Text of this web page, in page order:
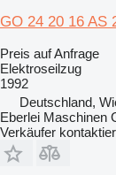
GO 24 20 16 AS
Preis auf Anfrage
Elektroseilzug
1992
Deutschland,
Eberlei Maschinen
Verkäufer